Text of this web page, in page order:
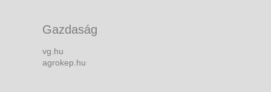
Gazdaság
vg.hu
agrokep.hu